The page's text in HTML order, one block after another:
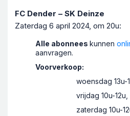
FC Dender – SK Deinze
Zaterdag 6 april 2024, om 20u:
Alle abonnees kunnen
aanvragen.
Voorverkoop:
woensdag 13u-
vrijdag 10u-12u,
zaterdag 10u-